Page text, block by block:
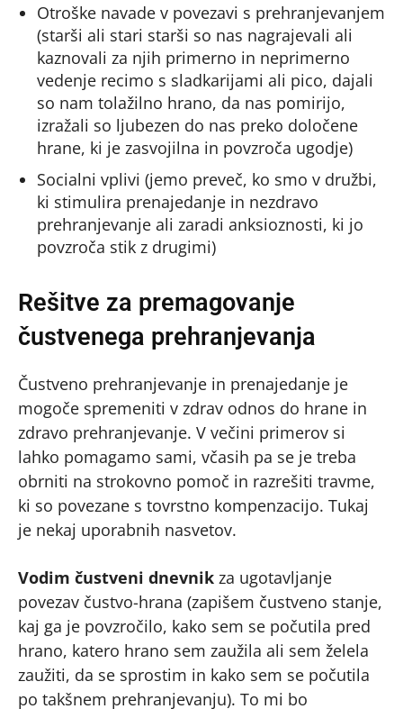
Otroške navade v povezavi s prehranjevanjem
(starši ali stari starši so nas nagrajevali ali
kaznovali za njih primerno in neprimerno
vedenje recimo s sladkarijami ali pico, dajali
so nam tolažilno hrano, da nas pomirijo,
izražali so ljubezen do nas preko določene
hrane, ki je zasvojilna in povzroča ugodje)
Socialni vplivi (jemo preveč, ko smo v družbi,
ki stimulira prenajedanje in nezdravo
prehranjevanje ali zaradi anksioznosti, ki jo
povzroča stik z drugimi)
Rešitve za premagovanje
čustvenega prehranjevanja
Čustveno prehranjevanje in prenajedanje je
mogoče spremeniti v zdrav odnos do hrane in
zdravo prehranjevanje. V večini primerov si
lahko pomagamo sami, včasih pa se je treba
obrniti na strokovno pomoč in razrešiti travme,
ki so povezane s tovrstno kompenzacijo. Tukaj
je nekaj uporabnih nasvetov.
Vodim čustveni dnevnik za ugotavljanje
povezav čustvo-hrana (zapišem čustveno stanje,
kaj ga je povzročilo, kako sem se počutila pred
hrano, katero hrano sem zaužila ali sem želela
zaužiti, da se sprostim in kako sem se počutila
po takšnem prehranjevanju). To mi bo